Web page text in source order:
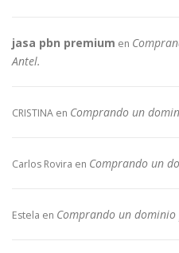
jasa pbn premium en
Antel.
CRISTINA en Comprando un
Carlos Rovira en Comprando un
Estela en Comprando un